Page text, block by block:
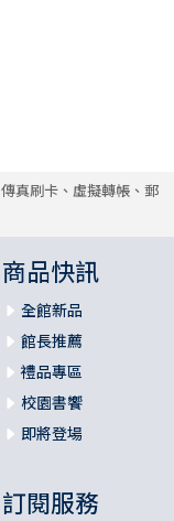
傳真刷卡、虛擬轉帳、郵
商品快訊
全館新品
館長推薦
禮品專區
校園書饗
即將登場
訂閱服務